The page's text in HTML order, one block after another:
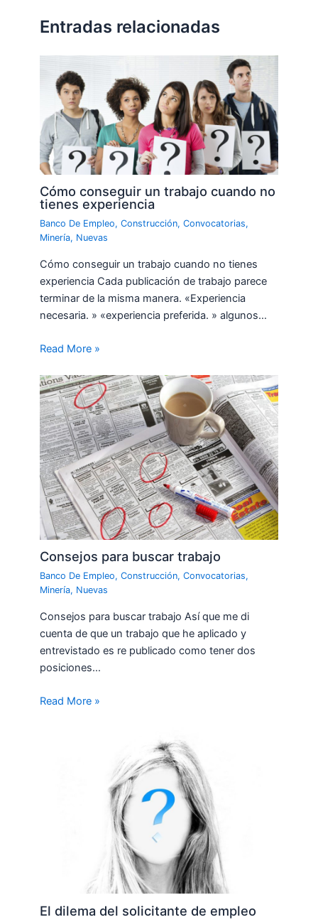
Entradas relacionadas
Cómo conseguir un trabajo cuando no
tienes experiencia
Banco De Empleo,Construcción,Convocatorias,
Minería, Nuevas
Cómo conseguir un trabajo cuando no tienes
experiencia Cada publicación de trabajo parece
terminar de la misma manera. «Experiencia
necesaria. » «experiencia preferida. » algunos…
Read More »
Consejos para buscar trabajo
Banco De Empleo,Construcción,Convocatorias,
Minería, Nuevas
Consejos para buscar trabajo Así que me di
cuenta de que un trabajo que he aplicado y
entrevistado es re publicado como tener dos
posiciones…
Read More »
El dilema del solicitante de empleo